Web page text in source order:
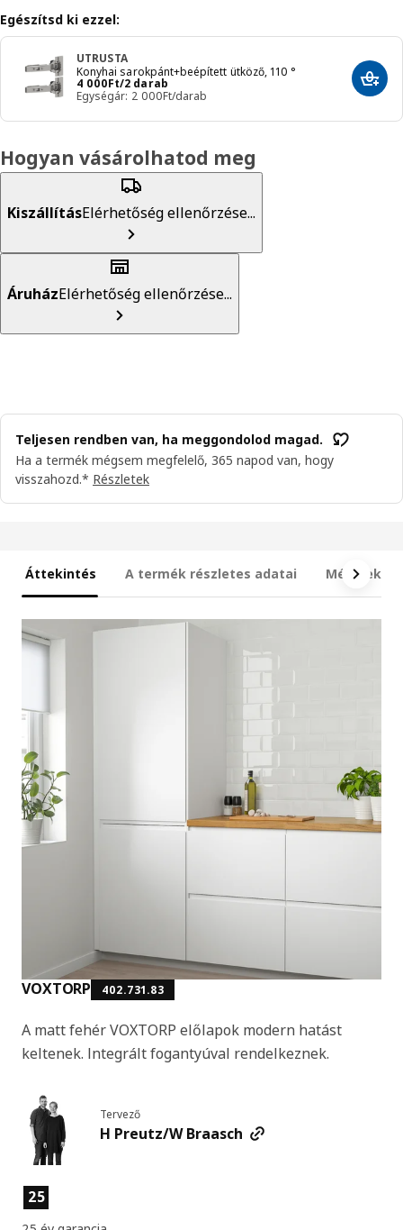
Egészítsd ki ezzel:
UTRUSTA
Konyhai sarokpánt+beépített ütköző, 110 °
4 000Ft/2 darab
Ár 4000Ft/2 darab
Egységár: 2 000Ft/darab
Hogyan vásárolhatod meg
KiszállításElérhetőség ellenőrzése...
ÁruházElérhetőség ellenőrzése...
Teljesen rendben van, ha meggondolod magad.
Ha a termék mégsem megfelelő, 365 napod van, hogy
visszahozd.* Részletek
Áttekintés A termék részletes adatai Méretek
VOXTORP 402.731.83
A matt fehér VOXTORP előlapok modern hatást
keltenek. Integrált fogantyúval rendelkeznek.
Tervező
H Preutz/W Braasch
Termékjellemzők
25